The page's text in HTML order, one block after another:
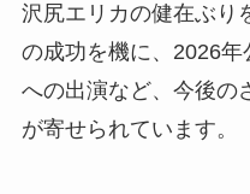
沢尻エリカの健在ぶり
の成功を機に、2026年
への出演など、今後の
が寄せられています。